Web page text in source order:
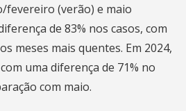
fevereiro (verão) e maio
de 83% nos casos, com
meses mais quentes. Em 2024,
uma diferença de 71% no
com maio.